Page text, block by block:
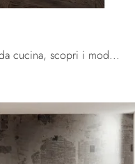
Se sei alla ricerca di tavoli moderni da cucina, scopri i modelli allungabili di La Primavera: clicca e scopri il modello Carlo Super Quadrato in HPL.